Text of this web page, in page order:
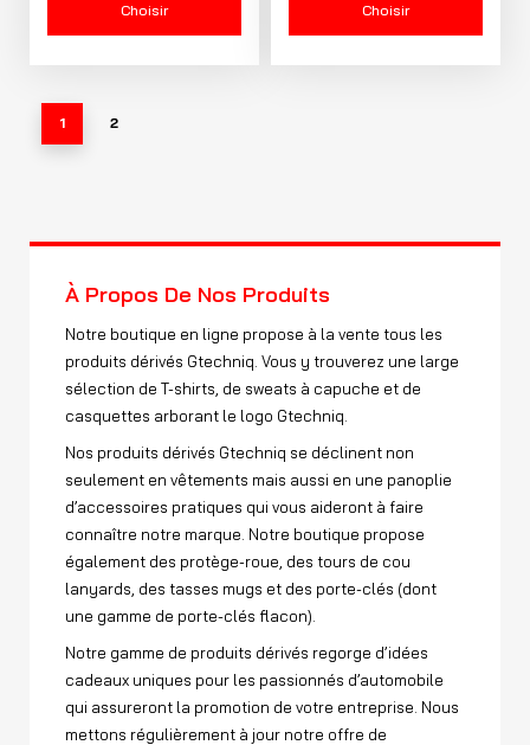
Notre boutique en ligne propose à la vente tous les
produits dérivés Gtechniq. Vous y trouverez une large
sélection de T-shirts, de sweats à capuche et de
casquettes arborant le logo Gtechniq.
Nos produits dérivés Gtechniq se déclinent non
seulement en vêtements mais aussi en une panoplie
d’accessoires pratiques qui vous aideront à faire
connaître notre marque. Notre boutique propose
également des protège-roue, des tours de cou
lanyards, des tasses mugs et des porte-clés (dont
une gamme de porte-clés flacon).
Notre gamme de produits dérivés regorge d’idées
cadeaux uniques pour les passionnés d’automobile
qui assureront la promotion de votre entreprise. Nous
mettons régulièrement à jour notre offre de
Choisir Choisir
1 2